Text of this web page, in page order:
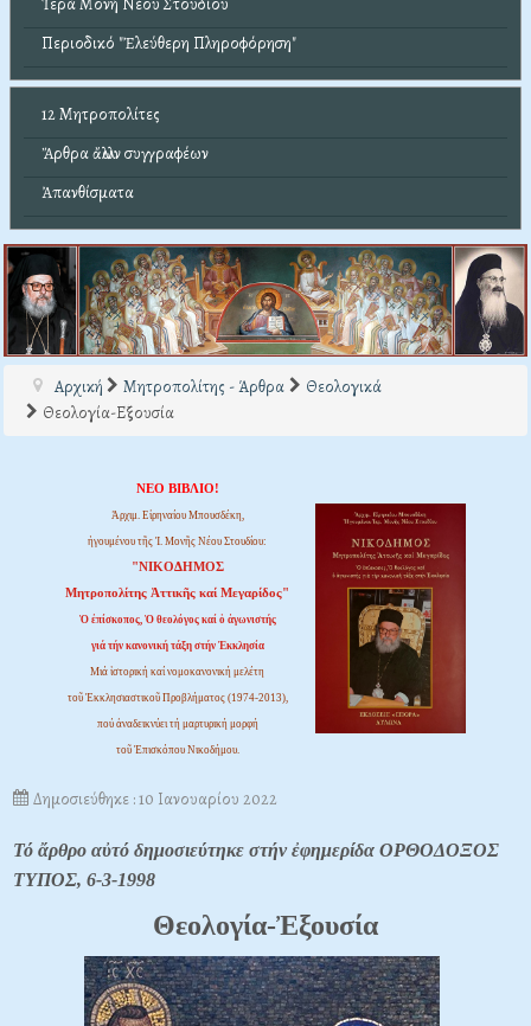
Περιοδικό "Ἐλεύθερη Πληροφόρηση"
12 Μητροπολίτες
Ἄρθρα ἄλλων συγγραφέων
Ἀπανθίσματα
Αρχική Μητροπολίτης - Άρθρα
Θεολογικά
Θεολογία-Εξουσία
ΝΕΟ ΒΙΒΛΙΟ!
Ἀρχιμ. Εἰρηναίου Μπουσδέκη,
ἡγουμένου τῆς Ἱ. Μονῆς Νέου Στουδίου:
"ΝΙΚΟΔΗΜΟΣ
Μητροπολίτης Ἀττικῆς καί Μεγαρίδος"
Ὁ ἐπίσκοπος, Ὁ θεολόγος καί ὁ ἀγωνιστής
γιά τήν κανονική τάξη στήν Ἐκκλησία
Μιά ἱστορική καί νομοκανονική μελέτη
τοῦ Ἐκκλησιαστικοῦ Προβλήματος (1974-2013),
πού ἀναδεικνύει τή μαρτυρική μορφή
τοῦ Ἐπισκόπου Νικοδήμου.
Δημοσιεύθηκε : 10 Ιανουαρίου 2022
Τό ἄρθρο αὐτό δημοσιεύτηκε στήν ἐφημερίδα ΟΡΘΟΔΟΞΟΣ
ΤΥΠΟΣ, 6-3-1998
Θεολογία-Ἐξουσία